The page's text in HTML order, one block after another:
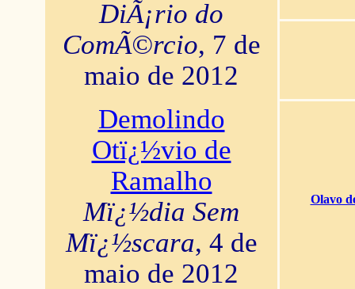
DiÃ¡rio do
ComÃ©rcio, 7 de
maio de 2012
Demolindo
Otï¿½vio de
Ramalho
Mï¿½dia Sem
Mï¿½scara, 4 de
maio de 2012
Olavo